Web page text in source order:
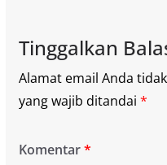
Tinggalkan
Alamat email Anda
yang wajib ditandai *
Komentar*